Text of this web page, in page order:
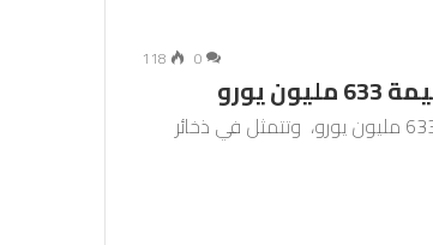
0
118
أعلنت السويد الثلاثاء عن حزمة مساعدات عسكرية لأوكرانيا بقيمة 633 مليون يورو، وتتمثل في ذخائر